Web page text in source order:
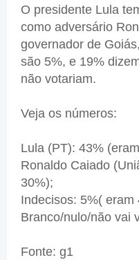
O presidente Lula
como adversário
governador de
são 5%, e 19%
não votariam.
Veja os números:
Lula (PT): 43%
Ronaldo Caiado
30%);
Indecisos: 5%( eram
Branco/nulo/não vai
Fonte: g1